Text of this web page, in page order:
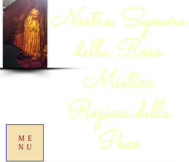
ME
NU
Nostra Signora
della Rosa
Mistica
Regina della
Pace